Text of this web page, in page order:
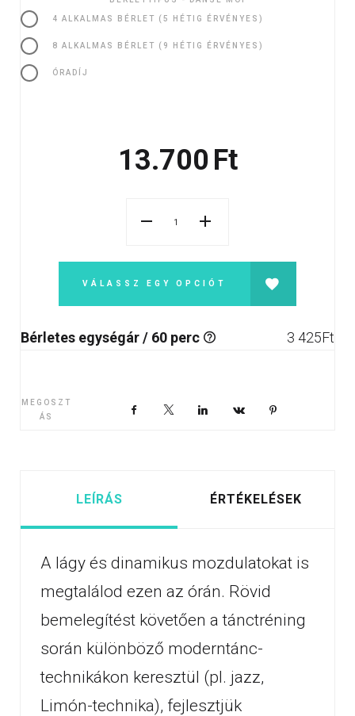
4 ALKALMAS BÉRLET (5 HÉTIG ÉRVÉNYES)
8 ALKALMAS BÉRLET (9 HÉTIG ÉRVÉNYES)
ÓRADÍJ
Ft
13.700
VÁLASSZ EGY OPCIÓT
Bérletes egységár / 60 perc Ft
3 425
MEGOSZT
ÁS
Facebook LinkedIn VKontakte
LEÍRÁS ÉRTÉKELÉSEK
A lágy és dinamikus mozdulatokat is
megtalálod ezen az órán. Rövid
bemelegítést követően a tánctréning
során különböző moderntánc-
technikákon keresztül (pl. jazz,
Limón-technika), fejlesztjük